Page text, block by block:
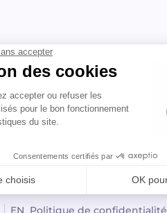
EN Politique de confidentialité
Paris. Tous droits réservés